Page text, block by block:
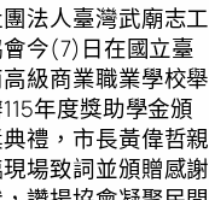
法人臺灣武廟志工
今(7)日在國立臺
級商業職業學校舉
年度獎助學金頒
禮，市長黃偉哲親
場致詞並頒贈感謝